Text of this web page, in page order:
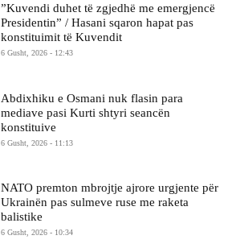
​”Kuvendi duhet të zgjedhë me emergjencë
Presidentin” / Hasani sqaron hapat pas
konstituimit të Kuvendit
6 Gusht, 2026 - 12:43
Abdixhiku e Osmani nuk flasin para
mediave pasi Kurti shtyri seancën
konstituive
6 Gusht, 2026 - 11:13
NATO premton mbrojtje ajrore urgjente për
Ukrainën pas sulmeve ruse me raketa
balistike
6 Gusht, 2026 - 10:34